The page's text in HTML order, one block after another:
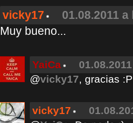
vicky17
01.08.2011
Muy bueno...
YaiCa
@vicky17, gracias :P
vicky17